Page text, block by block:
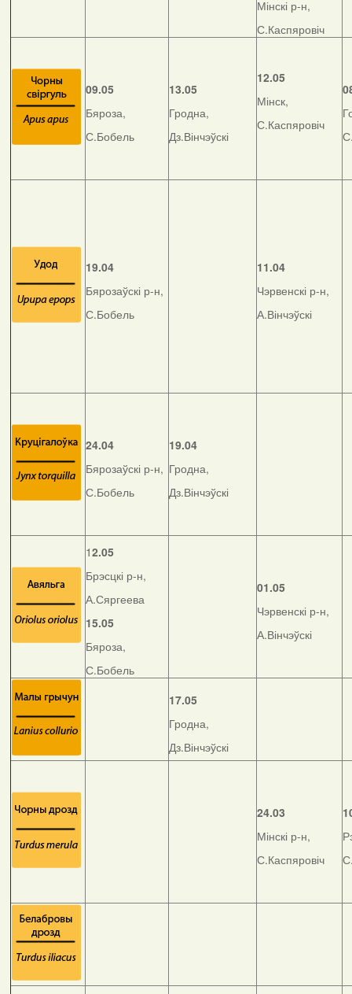
Мінскі р-н,
С.Каспяровіч
09.05
Бяроза,
С.Бобель
13.05
Гродна,
Дз.Вінчэўскі
12.05
Мінск,
С.Каспяровіч
19.04
Бярозаўскі р-н,
С.Бобель
11.04
Чэрвенскі р-н,
А.Вінчэўскі
24.04
Бярозаўскі р-н,
С.Бобель
19.04
Гродна,
Дз.Вінчэўскі
12.05
Брэсцкі р-н,
А.Сяргеева
15.05
Бяроза,
С.Бобель
01.05
Чэрвенскі р-н,
А.Вінчэўскі
17.05
Гродна,
Дз.Вінчэўскі
24.03
Мінскі р-н,
С.Каспяровіч